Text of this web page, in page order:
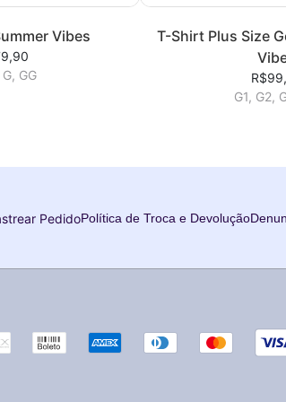
Vibes
GG
T-Shirt Plus Size
G1, G2,
PedidoPolítica de Troca e Devolução